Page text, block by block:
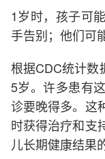
1岁时，孩子可
手告别；他们可
根据CDC统计数
5岁。许多患有
诊要晚得多。这
时获得治疗和支
儿长期健康结果